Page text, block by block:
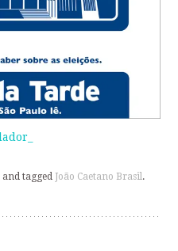
and tagged João Caetano Brasil.